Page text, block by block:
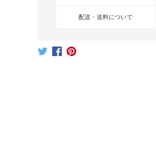
配送・送料について